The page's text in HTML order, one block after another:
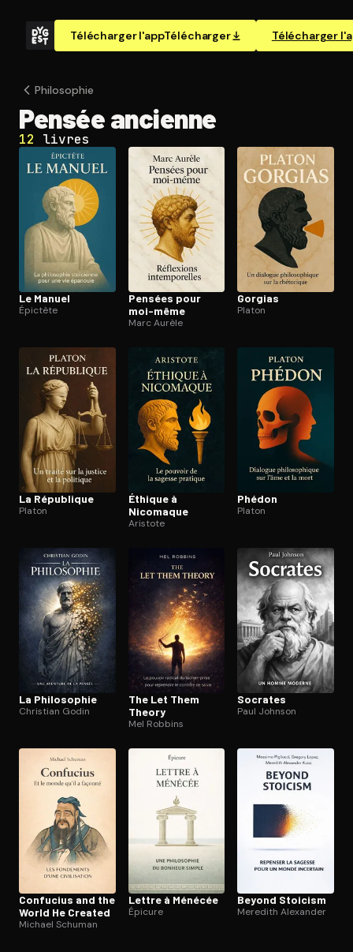
Télécharger l'appTélécharger Télécharger
Ouvre l'app Appareil photo, pointe sur le code. C'est gratuit à
Philosophie
Pensée ancienne
12 livres
Le Manuel
Épictète
Pensées pour
moi-même
Marc Aurèle
Gorgias
Platon
La République
Platon
Éthique à
Nicomaque
Aristote
Phédon
Platon
La Philosophie
Christian Godin
The Let Them
Theory
Mel Robbins
Socrates
Paul Johnson
Confucius and the
World He Created
Michael Schuman
Lettre à Ménécée
Épicure
Beyond Stoicism
Meredith Alexander